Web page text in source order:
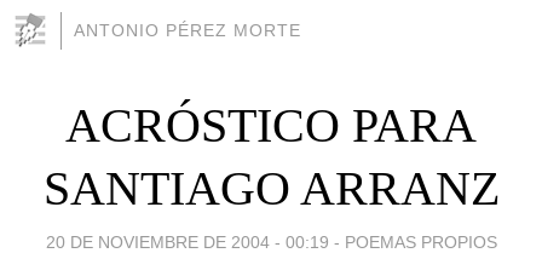
ANTONIO PÉREZ MORTE
ACRÓSTICO PARA
SANTIAGO ARRANZ
20 DE NOVIEMBRE DE 2004 - 00:19 - POEMAS PROPIOS